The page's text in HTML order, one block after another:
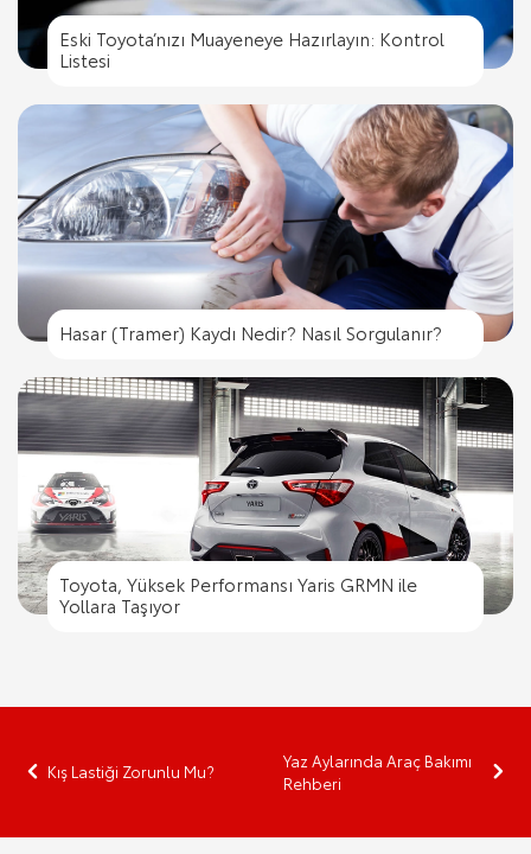
Eski Toyota’nızı Muayeneye Hazırlayın: Kontrol
Listesi
Hasar (Tramer) Kaydı Nedir? Nasıl Sorgulanır?
Toyota, Yüksek Performansı Yaris GRMN ile
Yollara Taşıyor
Kış Lastiği Zorunlu Mu?
Yaz Aylarında Araç Bakımı
Rehberi